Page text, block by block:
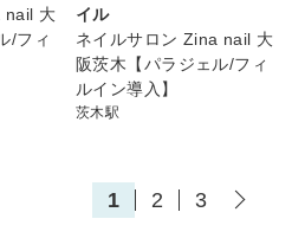
nail 大
/フィ
イル
ネイルサロン Zina nail 大
阪茨木【パラジェル/フィ
ルイン導入】
茨木駅
1 2 3